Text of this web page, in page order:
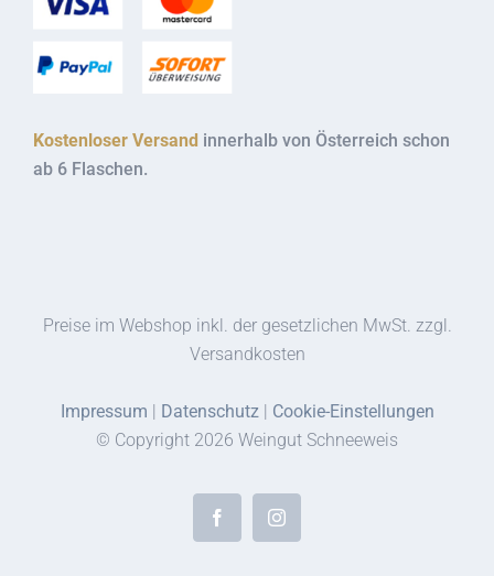
Kostenloser Versand innerhalb von Österreich schon
ab 6 Flaschen.
Preise im Webshop inkl. der gesetzlichen MwSt. zzgl.
Versandkosten
Impressum Datenschutz| Cookie-Einstellungen
© Copyright 2026 Weingut Schneeweis
FacebookInstagram